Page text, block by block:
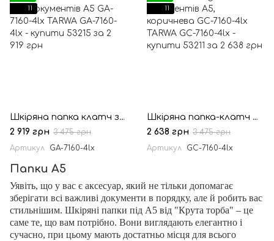
11
Шкіряна папка клатч з петлею для документів А5 GA-7160-4lx TARWA
2 919 грн 3 475 грн
Артикул
GA-7160-4lx
11
Шкіряна папка-клатч для документів А5, коричнева GC-7160-4lx TARWA
2 638 грн 3 475 грн
Артикул
GC-7160-4lx
Папки А5
Уявіть, що у вас є аксесуар, який не тільки допомагає
зберігати всі важливі документи в порядку, але й робить вас
стильнішим. Шкіряні папки під А5 від "Крута торба" – це
саме те, що вам потрібно. Вони виглядають елегантно і
сучасно, при цьому мають достатньо місця для всього